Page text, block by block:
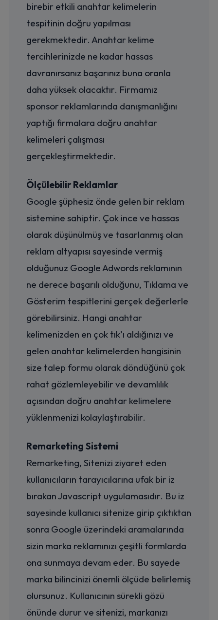
birebir etkili anahtar kelimelerin
tespitinin doğru yapılması
gerekmektedir. Anahtar kelime
tercihlerinizde ne kadar hassas
davranırsanız başarınız buna oranla
daha yüksek olacaktır. Firmamız
sponsor reklamlarında danışmanlığını
yaptığı firmalara doğru anahtar
kelimeleri çalışması
gerçekleştirmektedir.
Ölçülebilir Reklamlar
Google şüphesiz önde gelen bir reklam
sistemine sahiptir. Çok ince ve hassas
olarak düşünülmüş ve tasarlanmış olan
reklam altyapısı sayesinde vermiş
olduğunuz Google Adwords reklamının
ne derece başarılı olduğunu, Tıklama ve
Gösterim tespitlerini gerçek değerlerle
görebilirsiniz. Hangi anahtar
kelimenizden en çok tık’ı aldığınızı ve
gelen anahtar kelimelerden hangisinin
size talep formu olarak döndüğünü çok
rahat gözlemleyebilir ve devamlılık
açısından doğru anahtar kelimelere
yüklenmenizi kolaylaştırabilir.
Remarketing Sistemi
Remarketing, Sitenizi ziyaret eden
kullanıcıların tarayıcılarına ufak bir iz
bırakan Javascript uygulamasıdır. Bu iz
sayesinde kullanıcı sitenize girip çıktıktan
sonra Google üzerindeki aramalarında
sizin marka reklamınızı çeşitli formlarda
ona sunmaya devam eder. Bu sayede
marka bilincinizi önemli ölçüde belirlemiş
olursunuz. Kullanıcının sürekli gözü
önünde durur ve sitenizi, markanızı